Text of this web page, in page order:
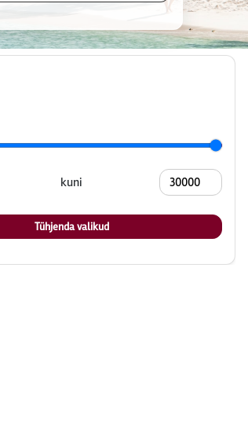
kuni
Tühjenda valikud